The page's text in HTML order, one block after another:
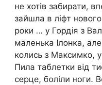
не хотів забирати,
зайшла в ліфт
роки … у Гордія з
маленька Ілонка,
колись з Максимко,
Пила таблетки від
серце, боліли ноги.